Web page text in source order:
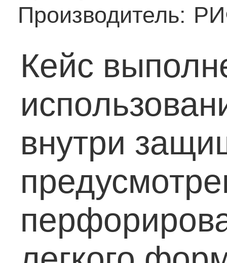
Производитель:
Кейс
внутри